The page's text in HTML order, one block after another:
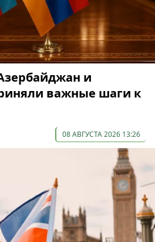
и
важные шаги к
08 АВГУСТА 2026 13:26